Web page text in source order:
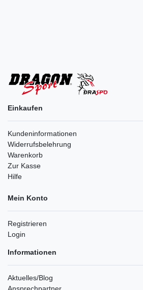
Einkaufen
Kundeninformationen
Widerrufsbelehrung
Warenkorb
Zur Kasse
Hilfe
Mein Konto
Registrieren
Login
Informationen
Aktuelles/Blog
Ansprechpartner